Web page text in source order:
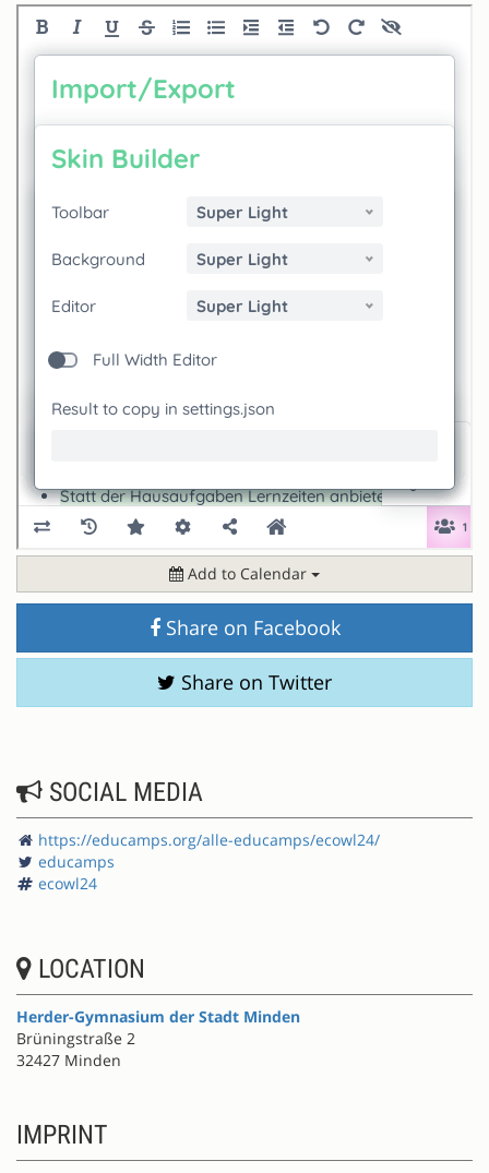
Add to Calendar
Share on Facebook
Share on Twitter
SOCIAL MEDIA
https://educamps.org/alle-educamps/ecowl24/
educamps
ecowl24
LOCATION
Herder-Gymnasium der Stadt Minden
Brüningstraße 2
32427 Minden
IMPRINT